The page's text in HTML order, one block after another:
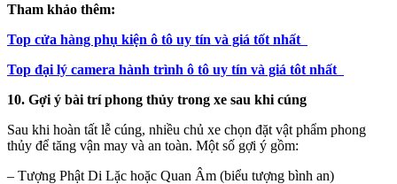
Tham khảo thêm:
Top cửa hàng phụ kiện ô tô uy tín và giá tốt nhất
Top đại lý camera hành trình ô tô uy tín và giá tôt nhất
10. Gợi ý bài trí phong thủy trong xe sau khi cúng
Sau khi hoàn tất lễ cúng, nhiều chủ xe chọn đặt vật phẩm phong
thủy để tăng vận may và an toàn. Một số gợi ý gồm:
– Tượng Phật Di Lặc hoặc Quan Âm (biểu tượng bình an)